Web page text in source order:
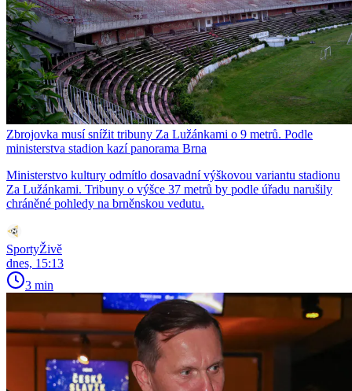
Zbrojovka musí snížit tribuny Za Lužánkami o 9 metrů. Podle
ministerstva stadion kazí panorama Brna
Ministerstvo kultury odmítlo dosavadní výškovou variantu stadionu
Za Lužánkami. Tribuny o výšce 37 metrů by podle úřadu narušily
chráněné pohledy na brněnskou vedutu.
SportyŽivě
dnes, 15:13
3 min